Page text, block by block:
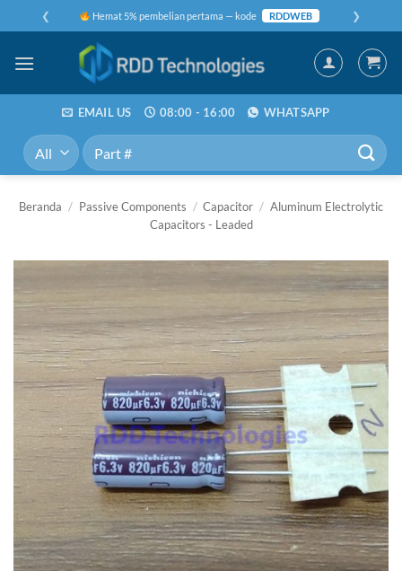
to
content
❮ Hemat 5% pembelian pertama — kode RDDWEB ❯
EMAIL US 08:00 - 16:00 WHATSAPP
Pencarian
untuk:
Beranda / Passive Components / Capacitor / Aluminum Electrolytic
Capacitors - Leaded